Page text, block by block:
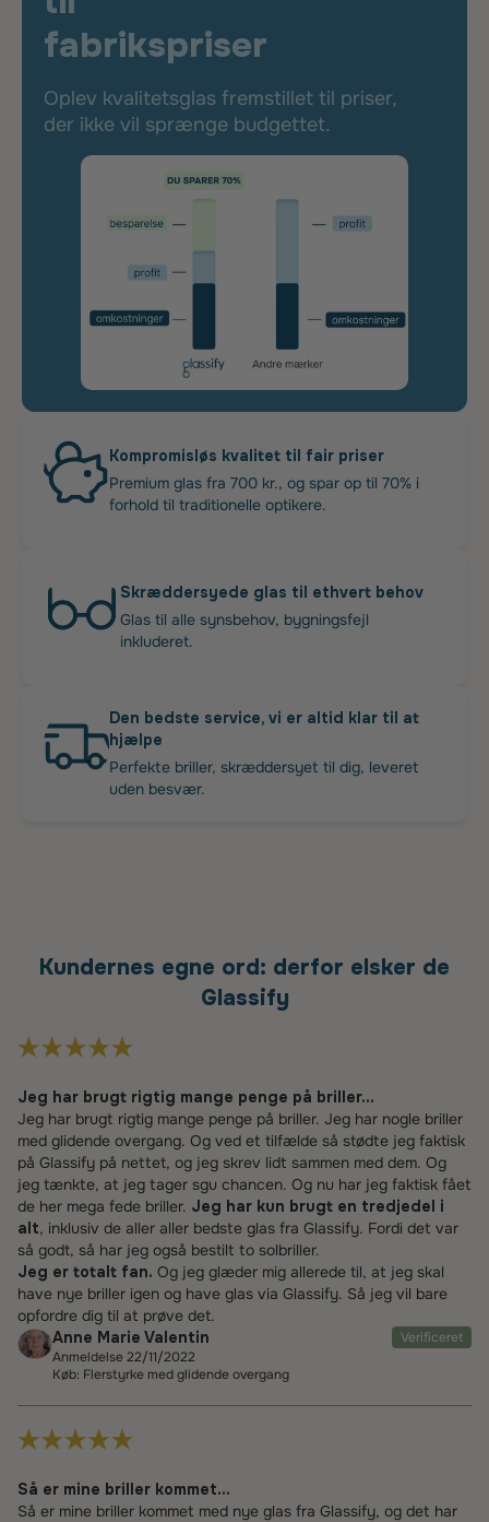
fabrikspriser
Oplev kvalitetsglas fremstillet til priser,
der ikke vil sprænge budgettet.
Kompromisløs kvalitet til fair priser
Premium glas fra 700 kr., og spar op til 70% i
forhold til traditionelle optikere.
Skræddersyede glas til ethvert behov
Glas til alle synsbehov, bygningsfejl
inkluderet.
Den bedste service, vi er altid klar til at
hjælpe
Perfekte briller, skræddersyet til dig, leveret
uden besvær.
Kundernes egne ord: derfor elsker de
Glassify
Jeg har brugt rigtig mange penge på briller...
Jeg har brugt rigtig mange penge på briller. Jeg har nogle briller
med glidende overgang. Og ved et tilfælde så stødte jeg faktisk
på Glassify på nettet, og jeg skrev lidt sammen med dem. Og
jeg tænkte, at jeg tager sgu chancen. Og nu har jeg faktisk fået
de her mega fede briller. Jeg har kun brugt en tredjedel i
alt, inklusiv de aller aller bedste glas fra Glassify. Fordi det var
så godt, så har jeg også bestilt to solbriller.
Jeg er totalt fan. Og jeg glæder mig allerede til, at jeg skal
have nye briller igen og have glas via Glassify. Så jeg vil bare
opfordre dig til at prøve det.
Anne Marie Valentin
Verificeret
Anmeldelse 22/11/2022
Køb: Flerstyrke med glidende overgang
Så er mine briller kommet...
Så er mine briller kommet med nye glas fra Glassify, og det har